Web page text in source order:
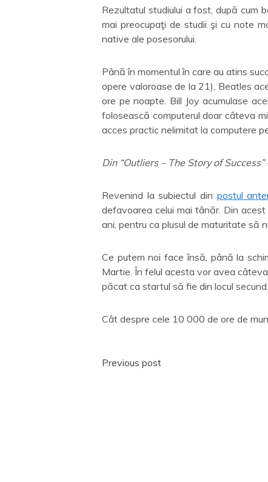
Rezultatul studiului a fost, după cum
mai preocupaţi de studii şi cu note
native ale posesorului.
Până în momentul în care au atins
opere valoroase de la 21), Beatles
ore pe noapte. Bill Joy acumulase
folosească computerul doar câteva
acces practic nelimitat la computere
Din “Outliers – The Story of
Revenind la subiectul din postul
defavoarea celui mai tânăr. Din
ani, pentru ca plusul de maturitate să
Ce putem noi face însă, până la
Martie. În felul acesta vor avea
păcat ca startul să fie din locul secund.
Cât despre cele 10 000 de ore de
Post
Previous post